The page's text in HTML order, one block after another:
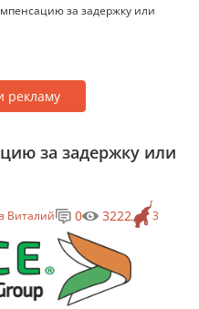
за задержку или
рекламу
за задержку или
Виталий 3
0 3222